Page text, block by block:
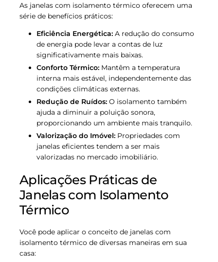
As janelas com isolamento térmico oferecem uma
série de benefícios práticos:
Eficiência Energética: A redução do consumo
de energia pode levar a contas de luz
significativamente mais baixas.
Conforto Térmico: Mantêm a temperatura
interna mais estável, independentemente das
condições climáticas externas.
Redução de Ruídos: O isolamento também
ajuda a diminuir a poluição sonora,
proporcionando um ambiente mais tranquilo.
Valorização do Imóvel: Propriedades com
janelas eficientes tendem a ser mais
valorizadas no mercado imobiliário.
Aplicações Práticas de
Janelas com Isolamento
Térmico
Você pode aplicar o conceito de janelas com
isolamento térmico de diversas maneiras em sua
casa: